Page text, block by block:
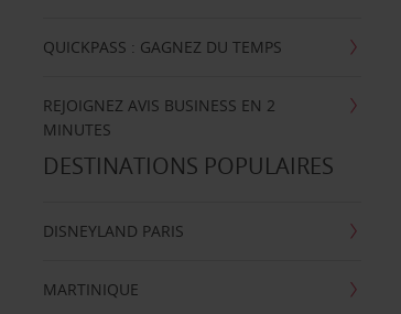
QUICKPASS : GAGNEZ DU TEMPS
REJOIGNEZ AVIS BUSINESS EN 2
MINUTES
DESTINATIONS POPULAIRES
DISNEYLAND PARIS
MARTINIQUE